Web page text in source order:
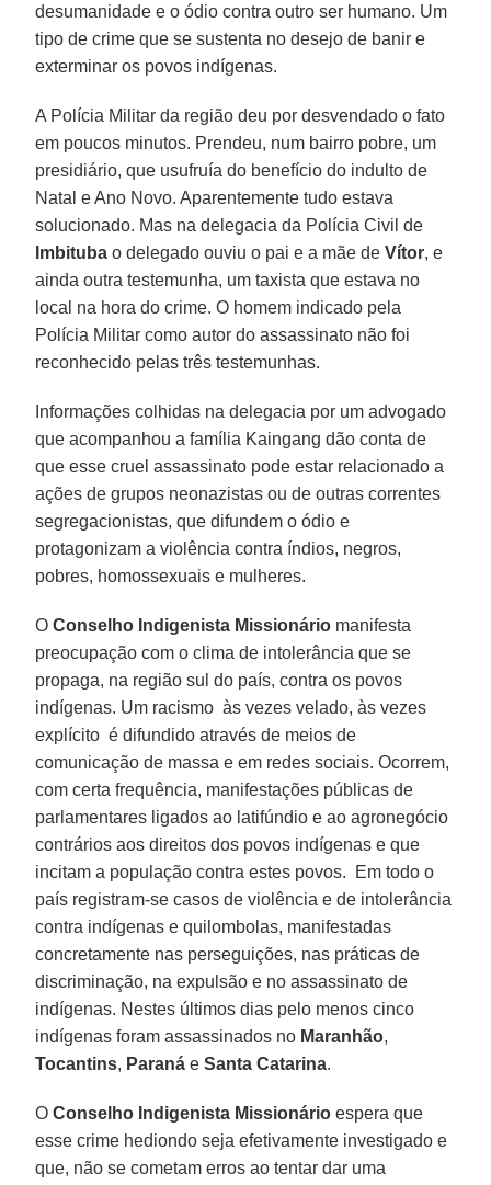
desumanidade e o ódio contra outro ser humano. Um
tipo de crime que se sustenta no desejo de banir e
exterminar os povos indígenas.
A Polícia Militar da região deu por desvendado o fato
em poucos minutos. Prendeu, num bairro pobre, um
presidiário, que usufruía do benefício do indulto de
Natal e Ano Novo. Aparentemente tudo estava
solucionado. Mas na delegacia da Polícia Civil de
Imbituba o delegado ouviu o pai e a mãe deVítor, e
ainda outra testemunha, um taxista que estava no
local na hora do crime. O homem indicado pela
Polícia Militar como autor do assassinato não foi
reconhecido pelas três testemunhas.
Informações colhidas na delegacia por um advogado
que acompanhou a família Kaingang dão conta de
que esse cruel assassinato pode estar relacionado a
ações de grupos neonazistas ou de outras correntes
segregacionistas, que difundem o ódio e
protagonizam a violência contra índios, negros,
pobres, homossexuais e mulheres.
OConselho Indigenista Missionário manifesta
preocupação com o clima de intolerância que se
propaga, na região sul do país, contra os povos
indígenas. Um racismo  às vezes velado, às vezes
explícito  é difundido através de meios de
comunicação de massa e em redes sociais. Ocorrem,
com certa frequência, manifestações públicas de
parlamentares ligados ao latifúndio e ao agronegócio
contrários aos direitos dos povos indígenas e que
incitam a população contra estes povos. Em todo o
país registram-se casos de violência e de intolerância
contra indígenas e quilombolas, manifestadas
concretamente nas perseguições, nas práticas de
discriminação, na expulsão e no assassinato de
indígenas. Nestes últimos dias pelo menos cinco
indígenas foram assassinados no Maranhão,
Tocantins, Paraná eSanta Catarina.
OConselho Indigenista Missionário espera que
esse crime hediondo seja efetivamente investigado e
que, não se cometam erros ao tentar dar uma